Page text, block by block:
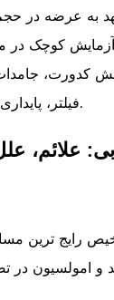
به عرضه در
کوچک در
کدورت،
فیلتر، پایداری دوز پلیمر) نیاز دارید.
علائم،
رایج ترین
و امولسیون